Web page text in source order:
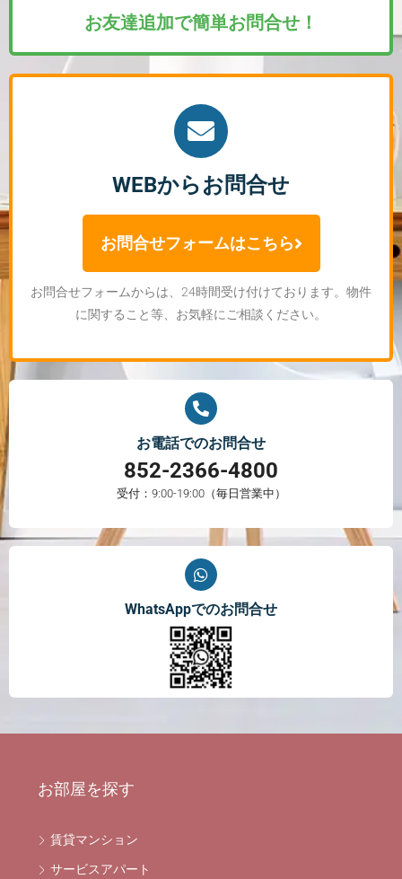
お友達追加で簡単お問合せ！
WEBからお問合せ
お問合せフォームはこちら
お問合せフォームからは、24時間受け付けております。物件
に関すること等、お気軽にご相談ください。
お電話でのお問合せ
852-2366-4800
受付：9:00-19:00（毎日営業中）
WhatsAppでのお問合せ
お部屋を探す
賃貸マンション
サービスアパート